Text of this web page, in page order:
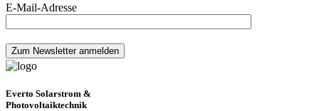
E-Mail-Adresse
Everto Solarstrom &
Photovoltaiktechnik